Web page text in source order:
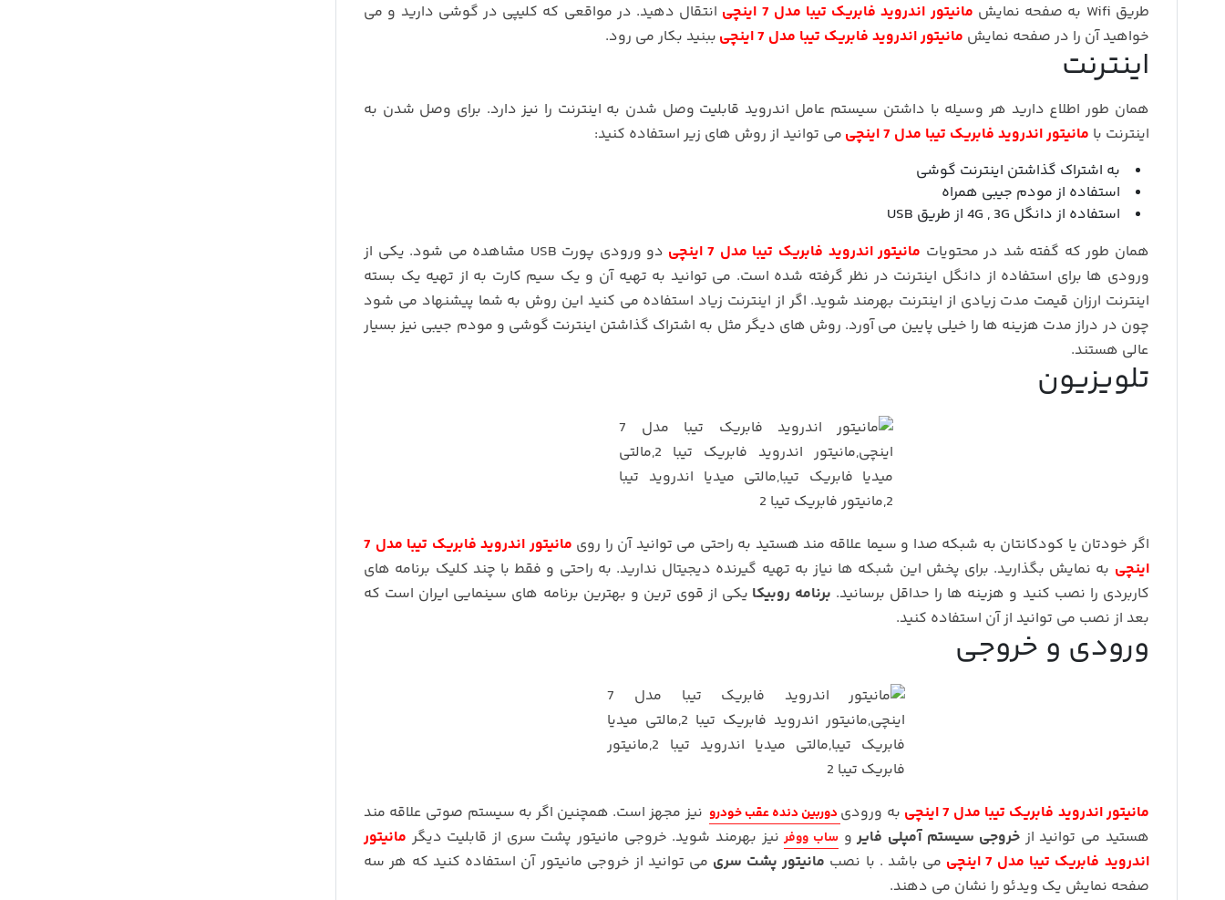
طریق Wifi به صفحه نمایش
مانیتور اندروید فابریک تیبا مدل 7 اینچی
انتقال دهید. در مواقعی که کلیپی در گوشی دارید و می
خواهید آن را در صفحه نمایش مانیتور اندروید فابریک تیبا مدل 7 اینچی ببنید بکار می رود.
اینترنت
همان طور اطلاع دارید هر وسیله با داشتن سیستم عامل اندروید قابلیت وصل شدن به اینترنت را نیز دارد. برای وصل شدن به
اینترنت با مانیتور اندروید فابریک تیبا مدل 7 اینچی
می توانید از روش های زیر استفاده کنید:
به اشتراک گذاشتن اینترنت گوشی
استفاده از مودم جیبی همراه
استفاده از دانگل 4G , 3G از طریق USB
همان طور که گفته شد در محتویات مانیتور اندروید فابریک تیبا مدل 7 اینچی
دو ورودی پورت USB مشاهده می شود. یکی از
ورودی ها برای استفاده از دانگل اینترنت در نظر گرفته شده است. می توانید به تهیه آن و یک سیم کارت به از تهیه یک بسته
اینترنت ارزان قیمت مدت زیادی از اینترنت بهرمند شوید. اگر از اینترنت زیاد استفاده می کنید این روش به شما پیشنهاد می شود
چون در دراز مدت هزینه ها را خیلی پایین می آورد. روش های دیگر مثل به اشتراک گذاشتن اینترنت گوشی و مودم جیبی نیز بسیار
عالی هستند.
تلویزیون
اگر خودتان یا کودکانتان به شبکه صدا و سیما علاقه مند هستید به راحتی می توانید آن را روی
مانیتور اندروید فابریک تیبا مدل 7
اینچی به نمایش بگذارید. برای پخش این شبکه ها نیاز به تهیه گیرنده دیجیتال ندارید. به راحتی و فقط با چند کلیک برنامه های
کاربردی را نصب کنید و هزینه ها را حداقل برسانید. برنامه روبیکا یکی از قوی ترین و بهترین برنامه های سینمایی ایران است که
بعد از نصب می توانید از آن استفاده کنید.
ورودی و خروجی
مانیتور اندروید فابریک تیبا مدل 7 اینچی به ورودی دوربین دنده عقب خودرو نیز مجهز است. همچنین اگر به سیستم صوتی علاقه مند
هستید می توانید از خروجی سیستم آمپلی فایروساب ووفرنیز بهرمند شوید. خروجی مانیتور پشت سری از قابلیت دیگر مانیتور
اندروید فابریک تیبا مدل 7 اینچی
می باشد . با نصب مانیتور پشت سری می توانید از خروجی مانیتور آن استفاده کنید که هر سه
صفحه نمایش یک ویدئو را نشان می دهند.